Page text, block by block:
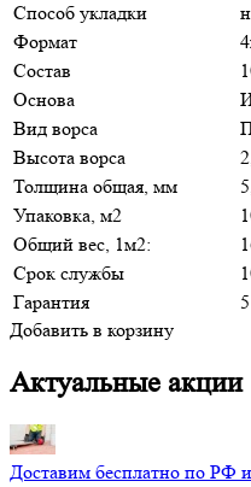
Способ укладки
Формат
Состав
Основа
Вид ворса
Высота ворса
Толщина общая, мм
Упаковка, м2
Общий вес, 1м2:
Срок службы
Гарантия
Добавить в корзину
Актуальные акции
Доставим бесплатно по РФ